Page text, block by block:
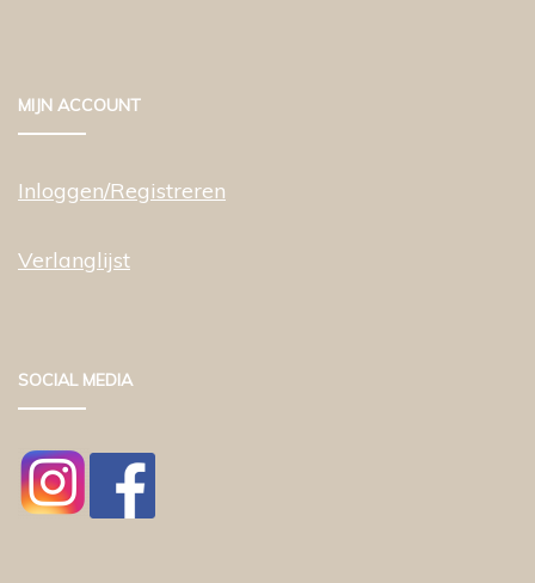
MIJN ACCOUNT
Inloggen/Registreren
Verlanglijst
SOCIAL MEDIA